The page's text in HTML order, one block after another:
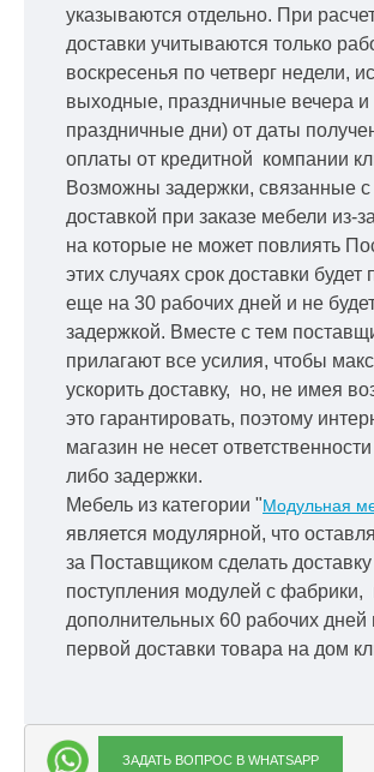
указываются отдельно. При
доставки учитываются только
воскресенья по четверг недели,
выходные, праздничные вечера и
праздничные дни) от даты
оплаты от кредитной компании
Возможны задержки, связанные с
доставкой при заказе мебели из-
на которые не может повлиять
этих случаях срок доставки будет
еще на 30 рабочих дней и не
задержкой. Вместе с тем
прилагают все усилия, чтобы
ускорить доставку, но, не имея
это гарантировать, поэтому
магазин не несет
либо задержки.
Мебель из категории "Модульная
является модулярной, что
за Поставщиком сделать
поступления модулей с фабрики,
дополнительных 60 рабочих дней
первой доставки товара на дом
ЗАДАТЬ ВОПРОС В WHATSAPP